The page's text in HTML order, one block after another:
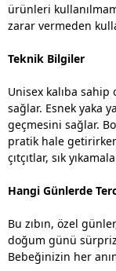
ürünleri
zarar vermeden
Teknik Bilgiler
Unisex kalıba sahip
sağlar. Esnek yaka
geçmesini sağlar.
pratik hale
çıtçıtlar, sık
Hangi Günlerde
Bu zıbın, özel
doğum günü
Bebeğinizin her